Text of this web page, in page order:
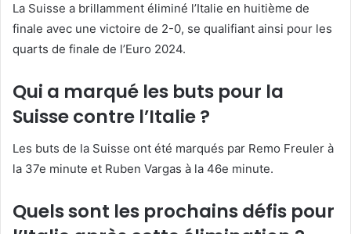
La Suisse a brillamment éliminé l’Italie en huitième de
finale avec une victoire de 2-0, se qualifiant ainsi pour les
quarts de finale de l’Euro 2024.
Qui a marqué les buts pour la
Suisse contre l’Italie ?
Les buts de la Suisse ont été marqués par Remo Freuler à
la 37e minute et Ruben Vargas à la 46e minute.
Quels sont les prochains défis pour